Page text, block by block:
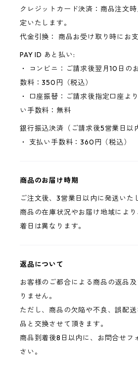
クレジットカード決済：商品注文
定いたします。
代金引換： 商品お受け取り時にお
PAY ID あと払い:
・ コンビニ：ご請求後翌月10日の
数料：350円（税込）
・ 口座振替：ご請求後指定口座よ
い手数料：無料
銀行振込決済（ご請求後5営業日以
・ 支払い手数料：360円（税込）
商品のお届け時期
ご注文後、3営業日以内に発送いた
商品の在庫状況やお届け地域によ
着日は異なります。
返品について
お客様のご都合による商品の返品
りません。
ただし、商品の欠陥や不良、誤配
品と交換させて頂きます。
商品到着後8日以内に、お問合せフ
さい。